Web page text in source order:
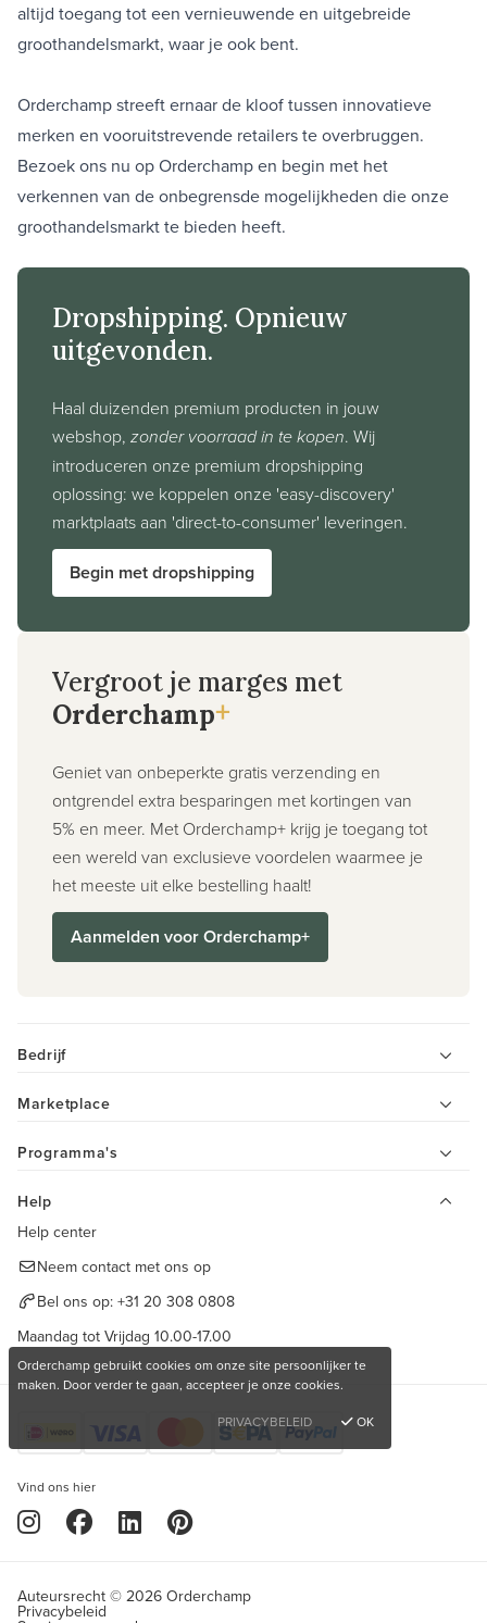
altijd toegang tot een vernieuwende en uitgebreide
groothandelsmarkt, waar je ook bent.
Orderchamp streeft ernaar de kloof tussen innovatieve
merken en vooruitstrevende retailers te overbruggen.
Bezoek ons nu op Orderchamp en begin met het
verkennen van de onbegrensde mogelijkheden die onze
groothandelsmarkt te bieden heeft.
Dropshipping. Opnieuw
uitgevonden.
Haal duizenden premium producten in jouw
webshop, zonder voorraad in te kopen. Wij
introduceren onze premium dropshipping
oplossing: we koppelen onze 'easy-discovery'
marktplaats aan 'direct-to-consumer' leveringen.
Begin met dropshipping
Vergroot je marges met
Orderchamp+
Geniet van onbeperkte gratis verzending en
ontgrendel extra besparingen met kortingen van
5% en meer. Met Orderchamp+ krijg je toegang tot
een wereld van exclusieve voordelen waarmee je
het meeste uit elke bestelling haalt!
Aanmelden voor Orderchamp+
Bedrijf
Marketplace
Programma's
Help
Help center
Neem contact met ons op
Bel ons op: +31 20 308 0808
Maandag tot Vrijdag 10.00-17.00
Vind ons hier
Auteursrecht © 2026 Orderchamp
Privacybeleid
Orderchamp gebruikt cookies om onze site persoonlijker te
maken. Door verder te gaan, accepteer je onze cookies.
PRIVACYBELEID
OK